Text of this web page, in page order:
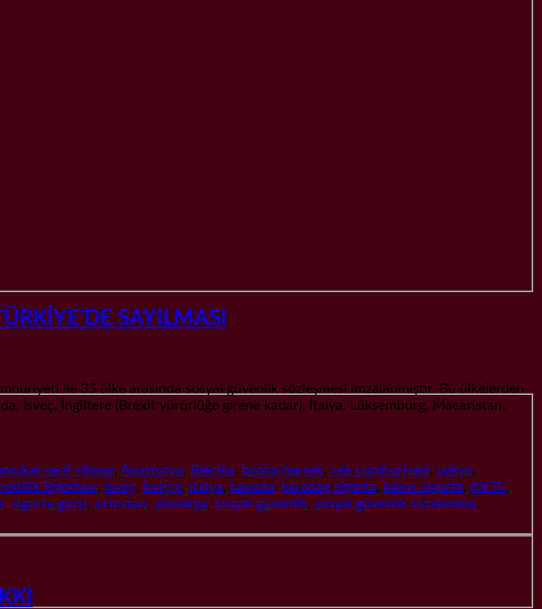
SAYILMASI
ile 35 ülke arasında sosyal güvenlik sözleşmesi imzalanmıştır. Bu ülkelerden
İsveç, İngiltere (Brexit yürürlüğe girene kadar), İtalya, Lüksemburg, Macaristan,
avukat serif yilmaz, Avusturya, Belçika, bosna hersek, cek cumhuriyeti, çekya,
Sigortası, İsveç, İsviçre, italya, kanada, karadag sigorta, kıbrıs sigorta, KKTC,
, sigorta girişi, sırbistan, slovakya, sosyal güvenlik, sosyal güvenlik sözlesmesi,